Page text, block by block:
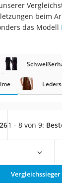
beim
das Modell
1 - 8 von 9:
Vergleichssieger